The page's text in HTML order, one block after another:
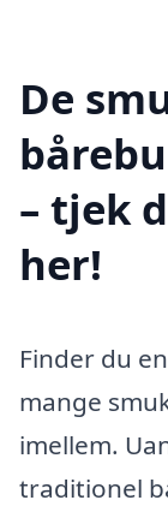
De
– tjek
her!
Finder du
mange
imellem.
traditionel